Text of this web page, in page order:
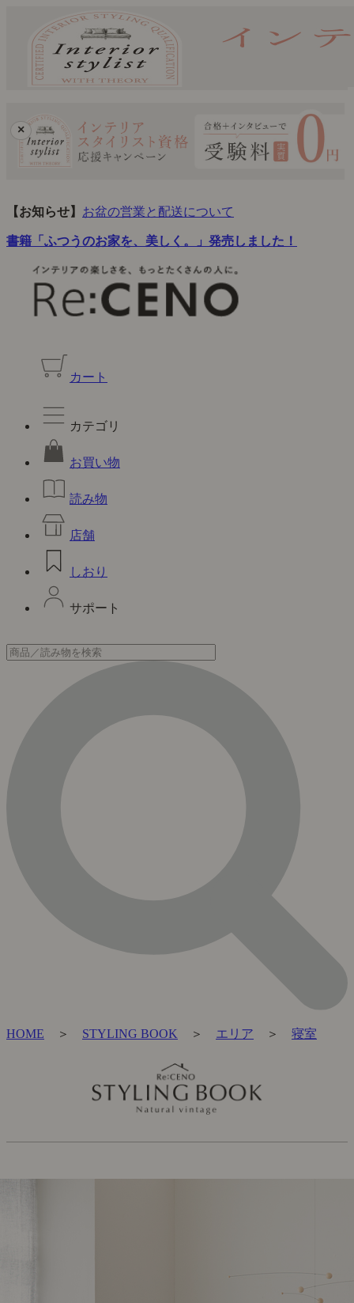
×
【お知らせ】 お盆の営業と配送について
書籍「ふつうのお家を、美しく。」発売しました！
カート
カテゴリ
お買い物
読み物
店舗
しおり
サポート
HOME ＞ STYLING BOOK ＞ エリア ＞ 寝室